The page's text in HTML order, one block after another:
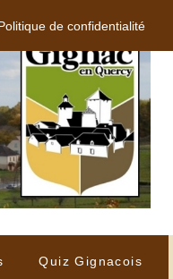
Quiz Gignacois
de confidentialité